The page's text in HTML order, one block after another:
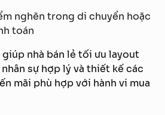
nghẽn trong di chuyển hoặc
toán
nhà bán lẻ tối ưu layout
sự hợp lý và thiết kế các
mãi phù hợp với hành vi mua